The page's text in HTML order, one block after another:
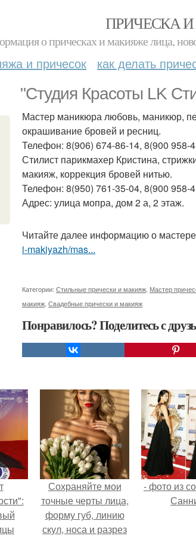
ПРИЧЕСКА
о прическах и макияже лица,
и причесок как делать
"Студия Красоты LK
Мастер маникюра любовь, маникюр,
окрашивание бровей и ресниц.
Телефон: 8(906) 674-86-14, 8(900 958-
Стилист парикмахер Кристина,
макияж, коррекция бровей нитью.
Телефон: 8(950) 761-35-04, 8(900 958-
Адрес: улица мопра, дом 2 а, 2 этаж.
Читайте далее информацию о
i-makiyazh/mas...
Категории: Стильные прически и макияж Мастер
макияж Свадебные прически и макияж
Понравилось? Поделитесь с
Сохраняйте мои
точные черты лица,
форму губ, линию
скул, носа и разрез
- фото из